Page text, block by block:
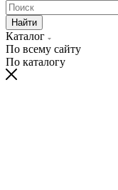
Найти
Каталог
По всему сайту
По каталогу